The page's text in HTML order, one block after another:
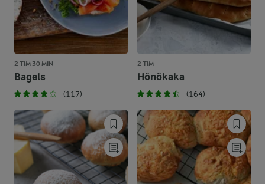
2 TIM 30 MIN
Bagels
(117)
2 TIM
Hönökaka
(164)